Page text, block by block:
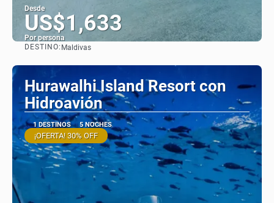
Desde
US$1,633
Por persona
DESTINO: Maldivas
Hurawalhi Island Resort con
Hidroavión
1 DESTINOS 5 NOCHES
¡OFERTA! 30% OFF